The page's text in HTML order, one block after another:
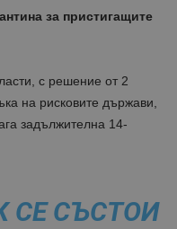
за пристигащите
с решение от 2
на рисковите държави,
задължителна 14-
СЕ СЪСТОИ